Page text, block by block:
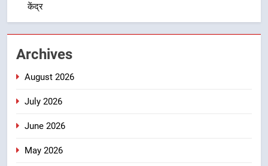
5
केंद्र
Archives
August 2026
July 2026
June 2026
May 2026